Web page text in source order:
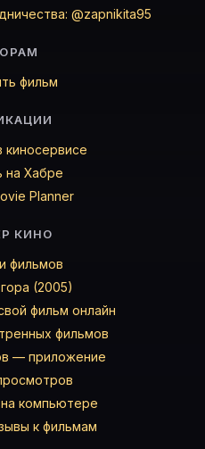
@zapnikita95
фильм
на Хабре
Planner
КИНО
фильмов
(2005)
фильм онлайн
фильмов
— приложение
компьютере
к фильмам